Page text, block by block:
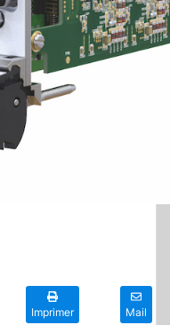
Imprimer Mail